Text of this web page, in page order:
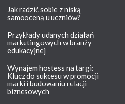
Jak radzić sobie z niską
samooceną u uczniów?
Przykłady udanych działań
marketingowych w branży
edukacyjnej
Wynajem hostess na targi:
Klucz do sukcesu w promocji
marki i budowaniu relacji
biznesowych